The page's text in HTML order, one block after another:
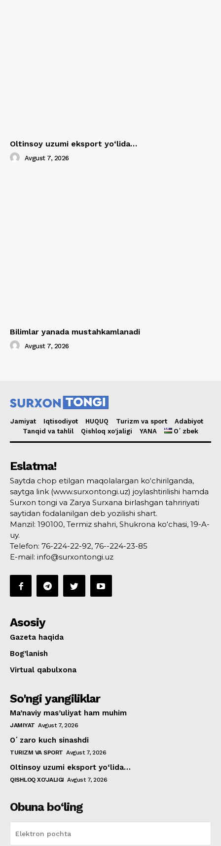
Oltinsoy uzumi eksport yo‘lida…
Avgust 7, 2026
Bilimlar yanada mustahkamlanadi
Avgust 7, 2026
Jamiyat Iqtisodiyot HUQUQ Turizm va sport
Adabiyot
Tanqid va tahlil
Qishloq xo’jaligi YANA Oʻzbek
Eslatma!
Saytda chop etilgan maqolalargan ko‘chirilganda,
saytga link (www.surxontongi.uz) joylashtirilishi hamda
Surxon tongi va Zarya Surxana birlashgan tahririyati
saytidan fodalanilgan deb yozilishi shart.
Manzil: 190100, Termiz shahri, Shukrona ko‘chasi, 19-A-
uy.
Telefon: 76-224-22-92, 76--224-23-85
E-mail: info@surxontongi.uz
Asosiy
Gazeta haqida
Bog’lanish
Virtual qabulxona
So'ngi yangiliklar
Ma’naviy mas’uliyat ham muhim
JAMIYAT Avgust 7, 2026
Oʻzaro kuch sinashdi
TURIZM VA SPORT Avgust 7, 2026
Oltinsoy uzumi eksport yo‘lida…
QISHLOQ XO'JALIGI Avgust 7, 2026
Obuna bo‘ling